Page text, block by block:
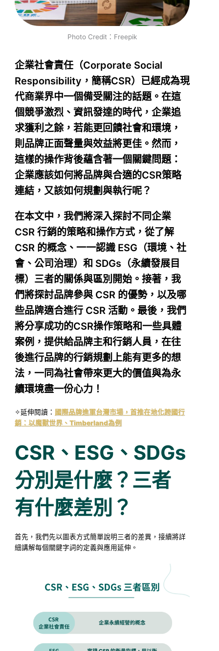
Photo Credit：Freepik
企業社會責任（Corporate Social
Responsibility，簡稱CSR）已經成為現
代商業界中一個備受關注的話題。在這
個競爭激烈、資訊發達的時代，企業追
求獲利之餘，若能更回饋社會和環境，
則品牌正面聲量與效益將更佳。然而，
這樣的操作背後蘊含著一個關鍵問題：
企業應該如何將品牌與合適的CSR策略
連結，又該如何規劃與執行呢？
在本文中，我們將深入探討不同企業
CSR 行銷的策略和操作方式，從了解
CSR 的概念、一一認識 ESG（環境、社
會、公司治理）和 SDGs（永續發展目
標）三者的關係與區別開始。接著，我
們將探討品牌參與 CSR 的優勢，以及哪
些品牌適合進行 CSR 活動。最後，我們
將分享成功的CSR操作策略和一些具體
案例，提供給品牌主和行銷人員，在往
後進行品牌的行銷規劃上能有更多的想
法，一同為社會帶來更大的價值與為永
續環境盡一份心力！
✧延伸閱讀： 國際品牌進軍台灣市場，首推在地化跨國行
銷：以魔獸世界、Timberland為例
CSR、ESG、SDGs
分別是什麼？三者
有什麼差別？
首先，我們先以圖表方式簡單說明三者的差異，接續將詳
細講解每個關鍵字詞的定義與應用延伸。